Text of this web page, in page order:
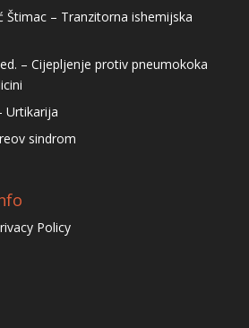
Štimac – Tranzitorna ishemijska
– Cijepljenje protiv pneumokoka
Urtikarija
sindrom
Policy